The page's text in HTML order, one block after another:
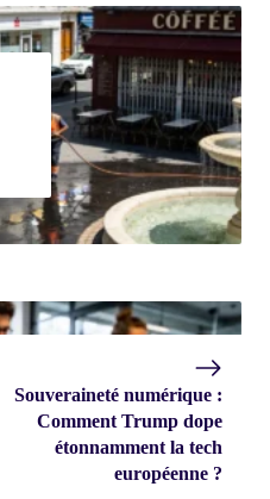
Souveraineté numérique :
Comment Trump dope
étonnamment la tech
européenne ?